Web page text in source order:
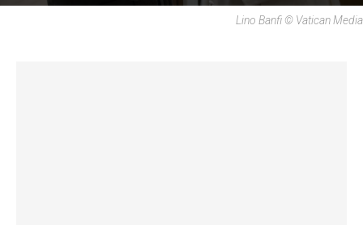
Lino Banfi © Vatican Media